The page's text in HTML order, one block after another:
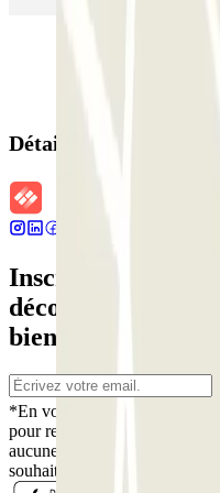
Détails de la
Inscrivez-vous à
découvrez des
bien d'autres
*En vous inscrivant, vous
pour recevoir des
aucune obligation, vous
souhaitez dans la même